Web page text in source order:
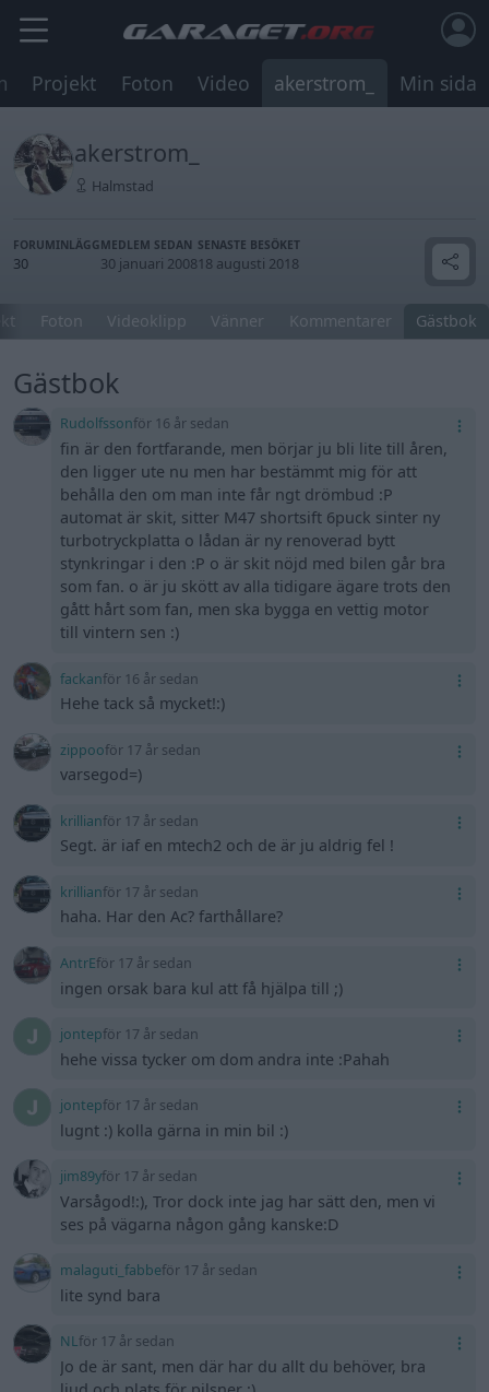
Projekt Foton Video akerstrom_ Min sida
akerstrom_
Halmstad
FORUMINLÄGG
30
MEDLEM SEDAN
30 januari 2008
SENASTE BESÖKET
18 augusti 2018
Foton Videoklipp Vänner Kommentarer Gästbok
Gästbok
Rudolfssonför 16 år sedan
fin är den fortfarande, men börjar ju bli lite till åren,
den ligger ute nu men har bestämmt mig för att
behålla den om man inte får ngt drömbud :P
automat är skit, sitter M47 shortsift 6puck sinter ny
turbotryckplatta o lådan är ny renoverad bytt
stynkringar i den :P o är skit nöjd med bilen går bra
som fan. o är ju skött av alla tidigare ägare trots den
gått hårt som fan, men ska bygga en vettig motor
till vintern sen :)
fackanför 16 år sedan
Hehe tack så mycket!:)
zippooför 17 år sedan
varsegod=)
krillianför 17 år sedan
Segt. är iaf en mtech2 och de är ju aldrig fel !
krillianför 17 år sedan
haha. Har den Ac? farthållare?
AntrEför 17 år sedan
ingen orsak bara kul att få hjälpa till ;)
jontepför 17 år sedan
hehe vissa tycker om dom andra inte :Pahah
jontepför 17 år sedan
lugnt :) kolla gärna in min bil :)
jim89yför 17 år sedan
Varsågod!:), Tror dock inte jag har sätt den, men vi
ses på vägarna någon gång kanske:D
malaguti_fabbeför 17 år sedan
lite synd bara
NLför 17 år sedan
Jo de är sant, men där har du allt du behöver, bra